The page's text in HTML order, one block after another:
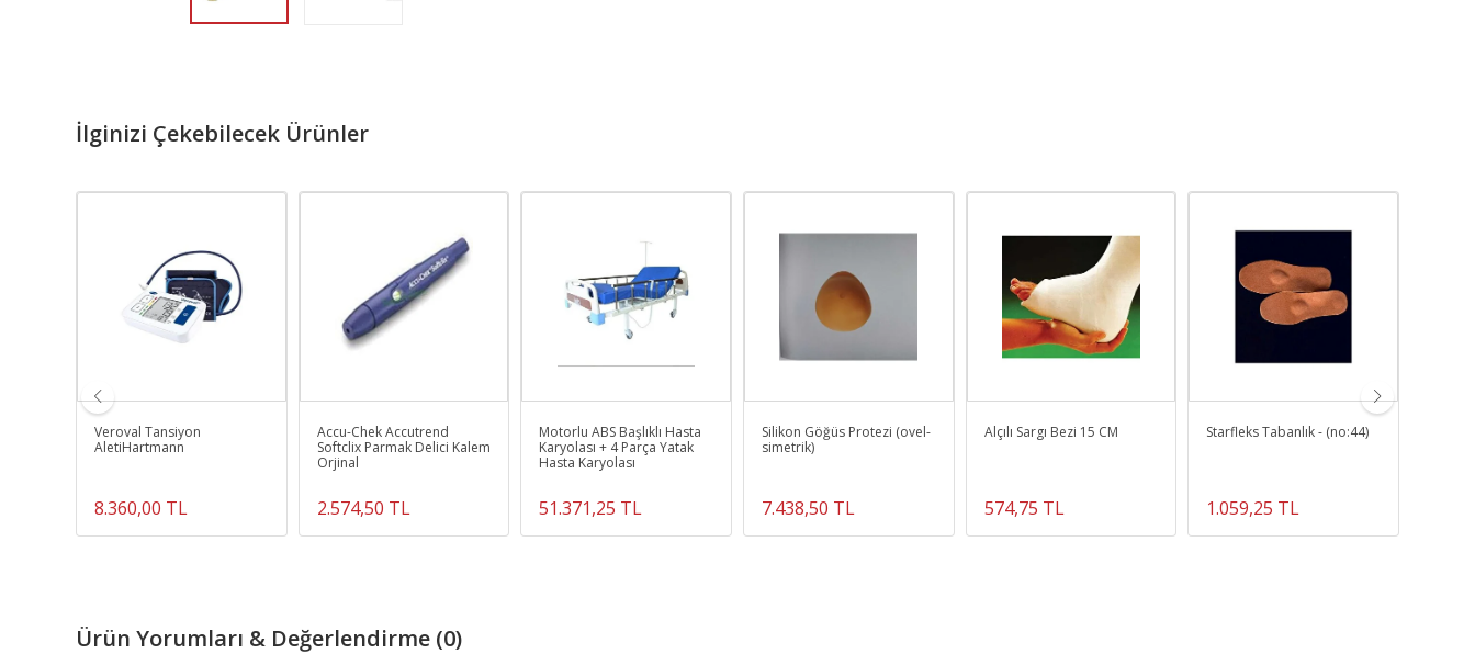
İlginizi Çekebilecek Ürünler
Veroval Tansiyon
AletiHartmann
8.360,00 TL
Accu-Chek Accutrend
Softclix Parmak Delici Kalem
Orjinal
2.574,50 TL
Motorlu ABS Başlıklı Hasta
Karyolası + 4 Parça Yatak
Hasta Karyolası
51.371,25 TL
Silikon Göğüs Protezi (ovel-
simetrik)
7.438,50 TL
Alçılı Sargı Bezi 15 CM
574,75 TL
Starfleks Tabanlık - (no:44)
1.059,25 TL
Ürün Yorumları & Değerlendirme (0)